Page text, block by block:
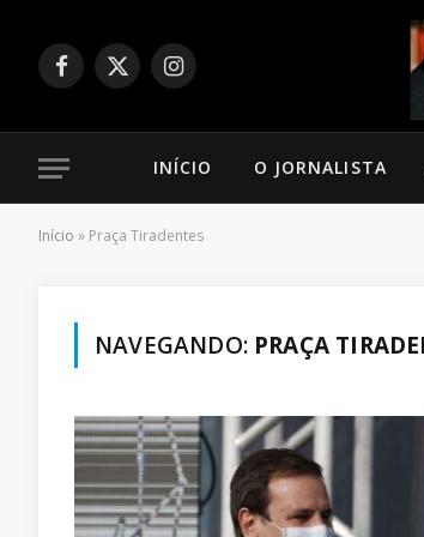
Facebook
X
Instagram
INÍCIO O JORNALISTA
Início » Praça Tiradentes
NAVEGANDO: PRAÇA